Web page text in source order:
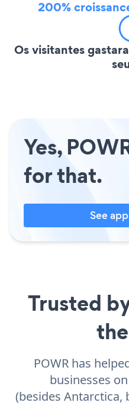
200%
Os visitantes
Yes,
for that.
See
Trusted
POWR has
businesses
(besides Antarctica,